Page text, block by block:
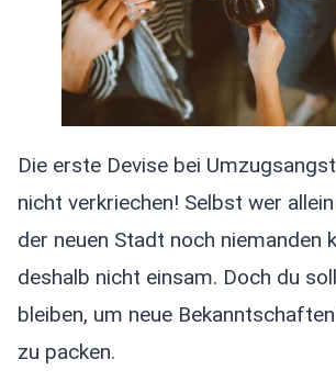
Die erste Devise bei
nicht verkriechen! Selbst wer
der neuen Stadt noch niemanden
deshalb nicht einsam. Doch du
bleiben, um neue
zu packen.